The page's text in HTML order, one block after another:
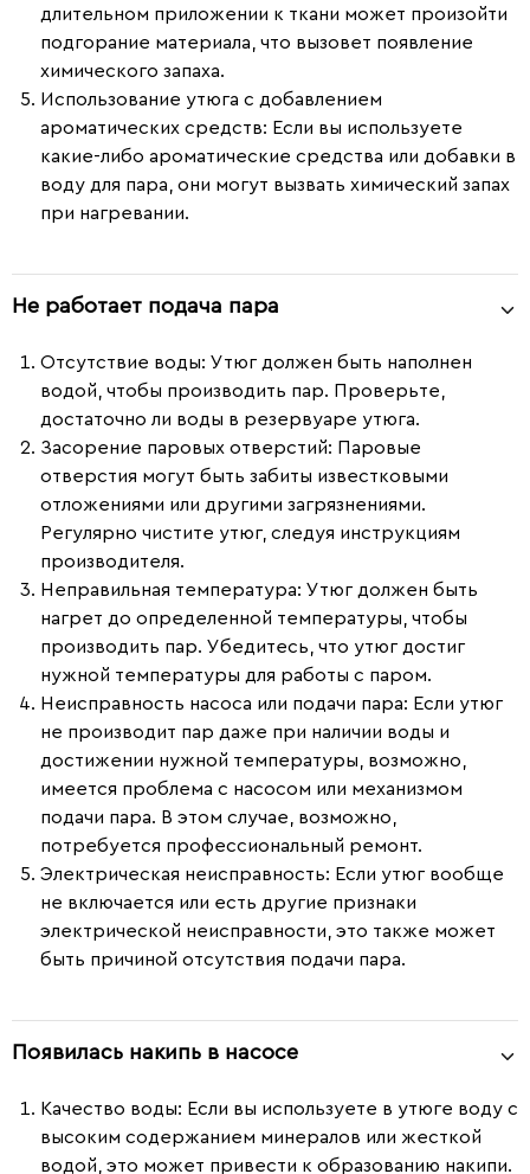
длительном приложении к ткани может произойти
подгорание материала, что вызовет появление
химического запаха.
Использование утюга с добавлением
ароматических средств: Если вы используете
какие-либо ароматические средства или добавки в
воду для пара, они могут вызвать химический запах
при нагревании.
Не работает подача пара
Отсутствие воды: Утюг должен быть наполнен
водой, чтобы производить пар. Проверьте,
достаточно ли воды в резервуаре утюга.
Засорение паровых отверстий: Паровые
отверстия могут быть забиты известковыми
отложениями или другими загрязнениями.
Регулярно чистите утюг, следуя инструкциям
производителя.
Неправильная температура: Утюг должен быть
нагрет до определенной температуры, чтобы
производить пар. Убедитесь, что утюг достиг
нужной температуры для работы с паром.
Неисправность насоса или подачи пара: Если утюг
не производит пар даже при наличии воды и
достижении нужной температуры, возможно,
имеется проблема с насосом или механизмом
подачи пара. В этом случае, возможно,
потребуется профессиональный ремонт.
Электрическая неисправность: Если утюг вообще
не включается или есть другие признаки
электрической неисправности, это также может
быть причиной отсутствия подачи пара.
Появилась накипь в насосе
Качество воды: Если вы используете в утюге воду с
высоким содержанием минералов или жесткой
водой, это может привести к образованию накипи.